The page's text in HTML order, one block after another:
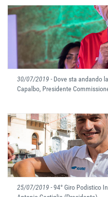
30/07/2019- Dove sta andando
Capalbo, Presidente
25/07/2019- 94° Giro Podistico